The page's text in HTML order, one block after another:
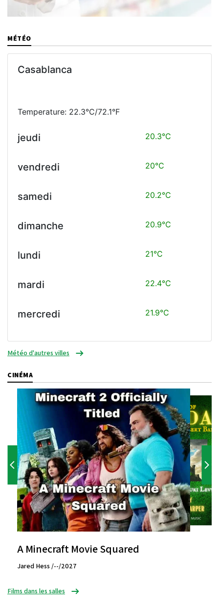
MÉTÉO
Casablanca
Temperature: 22.3°C/72.1°F
jeudi 20.3°C
vendredi 20°C
samedi 20.2°C
dimanche 20.9°C
lundi 21°C
mardi 22.4°C
mercredi 21.9°C
Météo d'autres villes
CINÉMA
A Minecraft Movie Squared
Jared Hess /--/2027
Films dans les salles